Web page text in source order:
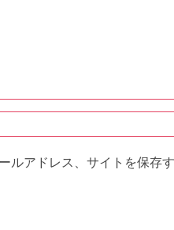
ルアドレス、サイトを保存す